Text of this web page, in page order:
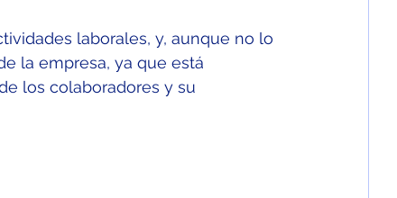
laborales, y, aunque no lo
la empresa, ya que está
los colaboradores y su